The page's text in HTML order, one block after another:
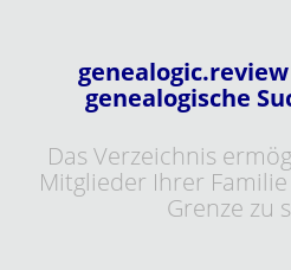
genealogische
Das Verzeichnis
Mitglieder Ihrer
Grenze zu